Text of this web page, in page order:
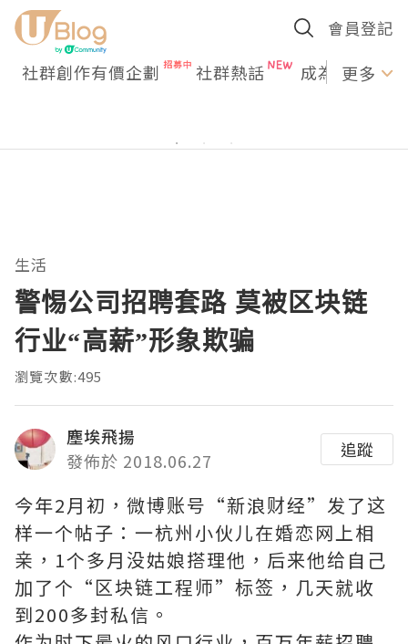
會員登記
社群創作有價企劃 社群熱話 成為U更多
生活
警惕公司招聘套路 莫被区块链
行业“高薪”形象欺骗
瀏覽次數:495
塵埃飛揚
發佈於 2018.06.27
追蹤
今年2月初，微博账号“新浪财经”发了这
样一个帖子：一杭州小伙儿在婚恋网上相
亲，1个多月没姑娘搭理他，后来他给自己
加了个“区块链工程师”标签，几天就收
到200多封私信。